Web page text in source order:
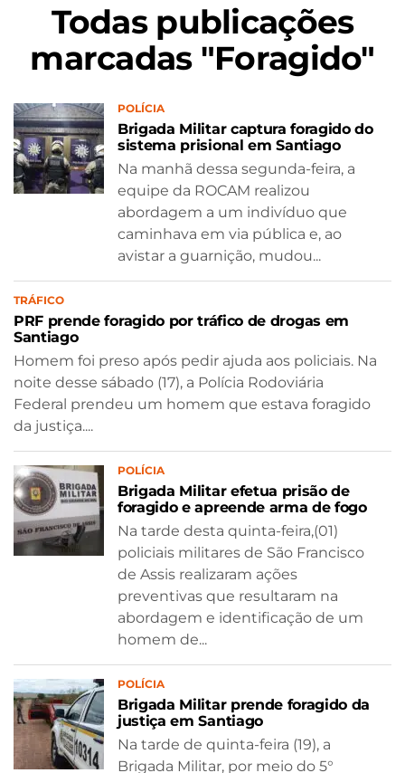
Todas publicações
marcadas "Foragido"
POLÍCIA
Brigada Militar captura foragido do
sistema prisional em Santiago
Na manhã dessa segunda-feira, a
equipe da ROCAM realizou
abordagem a um indivíduo que
caminhava em via pública e, ao
avistar a guarnição, mudou...
TRÁFICO
PRF prende foragido por tráfico de drogas em
Santiago
Homem foi preso após pedir ajuda aos policiais. Na
noite desse sábado (17), a Polícia Rodoviária
Federal prendeu um homem que estava foragido
da justiça....
POLÍCIA
Brigada Militar efetua prisão de
foragido e apreende arma de fogo
Na tarde desta quinta-feira,(01)
policiais militares de São Francisco
de Assis realizaram ações
preventivas que resultaram na
abordagem e identificação de um
homem de...
POLÍCIA
Brigada Militar prende foragido da
justiça em Santiago
Na tarde de quinta-feira (19), a
Brigada Militar, por meio do 5°